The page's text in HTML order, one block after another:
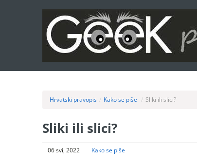
Hrvatski pravopis / Kako se piše / Sliki ili slici?
Sliki ili slici?
06 svi, 2022 Kako se piše